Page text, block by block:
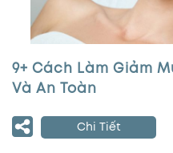
9+ Cách Làm Giảm
Và An Toàn
Chi Tiết